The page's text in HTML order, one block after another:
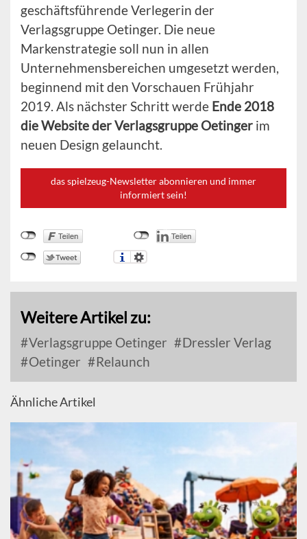
geschäftsführende Verlegerin der
Verlagsgruppe Oetinger. Die neue
Markenstrategie soll nun in allen
Unternehmensbereichen umgesetzt werden,
beginnend mit den Vorschauen Frühjahr
2019. Als nächster Schritt werde Ende 2018
die Website der Verlagsgruppe Oetinger im
neuen Design gelauncht.
das spielzeug-Newsletter abonnieren und immer
informiert sein!
Weitere Artikel zu:
Verlagsgruppe Oetinger
Dressler Verlag
Oetinger
Relaunch
Ähnliche Artikel